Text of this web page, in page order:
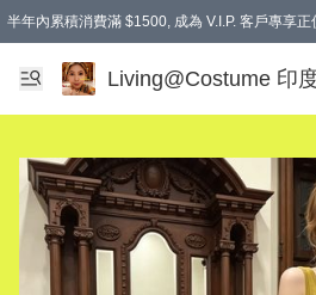
半年內累積消費滿 $1500, 成為 V.I.P. 客戶專享
滿$600免本地運費
Living@Costume 印